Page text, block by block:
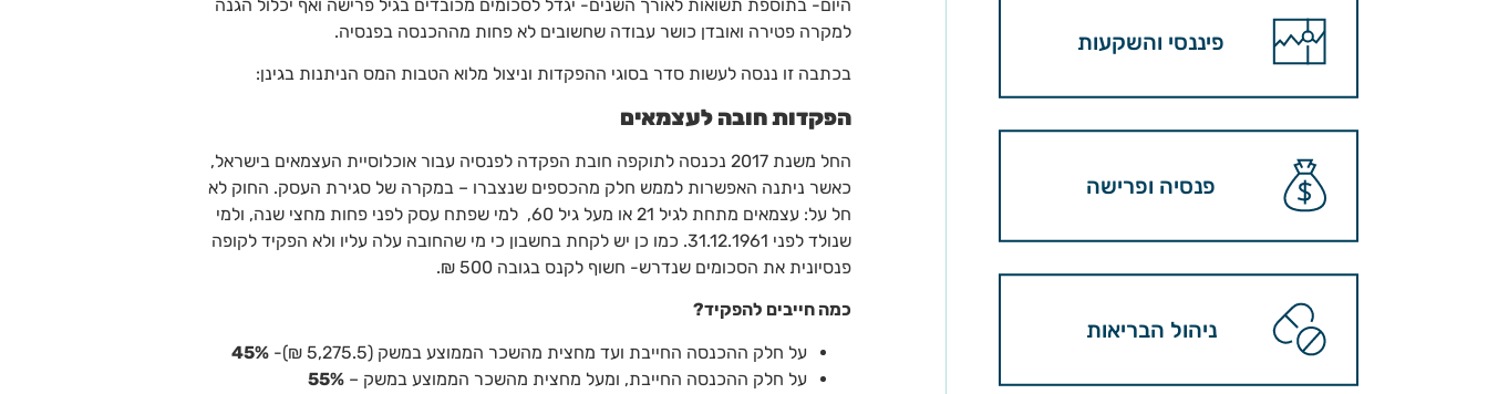
פיננסי והשקעות
פנסיה ופרישה
ניהול הבריאות
היום- בתוספת תשואות לאורך השנים- יגדל לסכומים מכובדים בגיל פרישה ואף יכלול הגנה
למקרה פטירה ואובדן כושר עבודה שחשובים לא פחות מההכנסה בפנסיה.
בכתבה זו ננסה לעשות סדר בסוגי ההפקדות וניצול מלוא הטבות המס הניתנות בגינן:
הפקדות חובה לעצמאים
החל משנת 2017 נכנסה לתוקפה חובת הפקדה לפנסיה עבור אוכלוסיית העצמאים בישראל,
כאשר ניתנה האפשרות לממש חלק מהכספים שנצברו – במקרה של סגירת העסק. החוק לא
חל על: עצמאים מתחת לגיל 21 או מעל גיל 60, למי שפתח עסק לפני פחות מחצי שנה, ולמי
שנולד לפני 31.12.1961. כמו כן יש לקחת בחשבון כי מי שהחובה עלה עליו ולא הפקיד לקופה
פנסיונית את הסכומים שנדרש- חשוף לקנס בגובה 500 ₪.
כמה חייבים להפקיד?
על חלק ההכנסה החייבת ועד מחצית מהשכר הממוצע במשק (5,275.5 ₪)-
45%
על חלק ההכנסה החייבת, ומעל מחצית מהשכר הממוצע במשק – 55%